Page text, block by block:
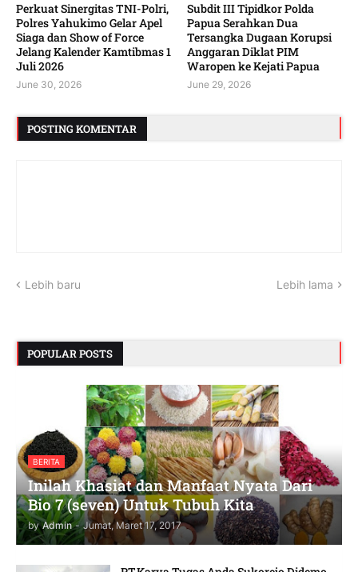
‎Perkuat Sinergitas TNI-Polri,
Polres Yahukimo Gelar Apel
Siaga dan Show of Force
Jelang Kalender Kamtibmas 1
Juli 2026 ‎ ‎
June 30, 2026
Subdit III Tipidkor Polda
Papua Serahkan Dua
Tersangka Dugaan Korupsi
Anggaran Diklat PIM
Waropen ke Kejati Papua
June 29, 2026
POSTING KOMENTAR
Lebih baru Lebih lama
POPULAR POSTS
BERITA
Inilah Khasiat dan Manfaat Nyata Dari
Bio 7 (seven) Untuk Tubuh Kita
by Admin - Jumat, Maret 17, 2017